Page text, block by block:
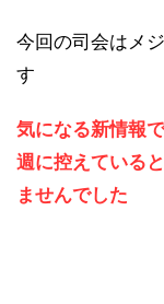
今回の司会はメ
す
気になる新情報
週に控えている
ませんでした